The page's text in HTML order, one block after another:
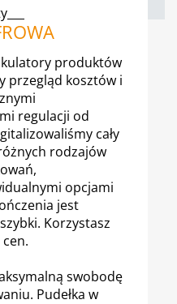
produktów
przegląd kosztów i
regulacji od
cały
rodzajów
opcjami
jest
Korzystasz
swobodę
Pudełka w